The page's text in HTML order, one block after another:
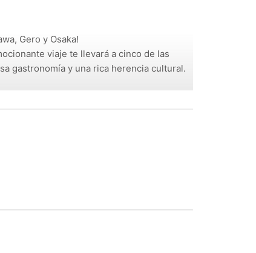
Gero y Osaka!
viaje te llevará a cinco de las
gastronomía y una rica herencia cultural.